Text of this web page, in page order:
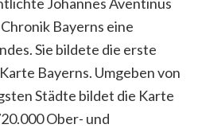
Bayerns eine
Sie bildete die erste
Bayerns. Umgeben von
Städte bildet die Karte
Ober- und